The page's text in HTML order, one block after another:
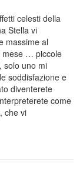
celesti della
Stella vi
massime al
mese … piccole
solo uno mi
soddisfazione e
diventerete
come
che vi